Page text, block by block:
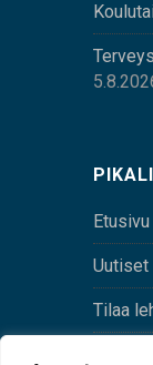
Etusivu
Uutiset
Tilaa